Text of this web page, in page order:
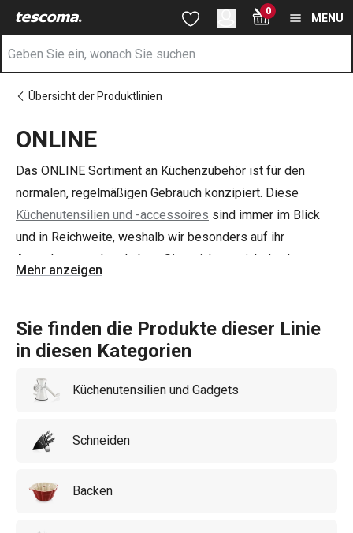
Zum Hauptinhalt springen
Zur Suche springen
Zur Navigation springen 0
MENU
Übersicht der Produktlinien
ONLINE
Das ONLINE Sortiment an Küchenzubehör ist für den
normalen, regelmäßigen Gebrauch konzipiert. Diese
Küchenutensilien und -accessoires sind immer im Blick
und in Reichweite, weshalb wir besonders auf ihr
Aussehen geachtet haben. Sie zeichnen sich durch
einfache Formen mit abgerundeten Kanten und einen
Sie machen die Vorratsdosen,Teebeutel- und
Papiertaschentücherablagen, das
einsetzbar für die meisten Innenräume.
Mehr anzeigen
Sie finden die Produkte dieser Linie
in diesen Kategorien
Küchenutensilien und Gadgets
Schneiden
Backen